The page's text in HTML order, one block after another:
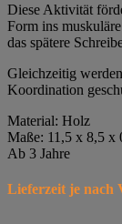
Diese Aktivität
Form ins
das spätere
Gleichzeitig
Koordination
Material: Holz
Maße: 11,5 x 8,5 x
Ab 3 Jahre
Lieferzeit je nach